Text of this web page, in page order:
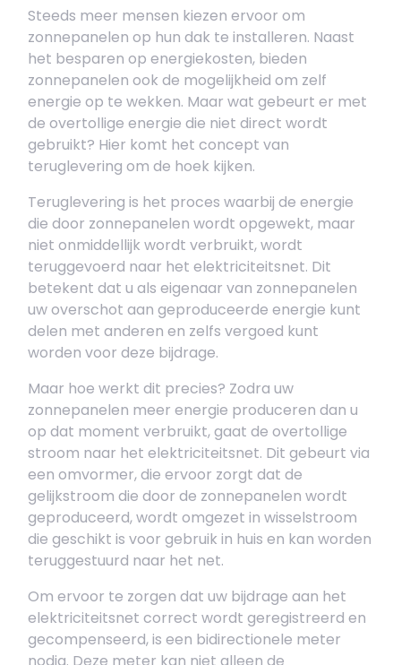
Steeds meer mensen kiezen ervoor om
zonnepanelen op hun dak te installeren. Naast
het besparen op energiekosten, bieden
zonnepanelen ook de mogelijkheid om zelf
energie op te wekken. Maar wat gebeurt er met
de overtollige energie die niet direct wordt
gebruikt? Hier komt het concept van
teruglevering om de hoek kijken.
Teruglevering is het proces waarbij de energie
die door zonnepanelen wordt opgewekt, maar
niet onmiddellijk wordt verbruikt, wordt
teruggevoerd naar het elektriciteitsnet. Dit
betekent dat u als eigenaar van zonnepanelen
uw overschot aan geproduceerde energie kunt
delen met anderen en zelfs vergoed kunt
worden voor deze bijdrage.
Maar hoe werkt dit precies? Zodra uw
zonnepanelen meer energie produceren dan u
op dat moment verbruikt, gaat de overtollige
stroom naar het elektriciteitsnet. Dit gebeurt via
een omvormer, die ervoor zorgt dat de
gelijkstroom die door de zonnepanelen wordt
geproduceerd, wordt omgezet in wisselstroom
die geschikt is voor gebruik in huis en kan worden
teruggestuurd naar het net.
Om ervoor te zorgen dat uw bijdrage aan het
elektriciteitsnet correct wordt geregistreerd en
gecompenseerd, is een bidirectionele meter